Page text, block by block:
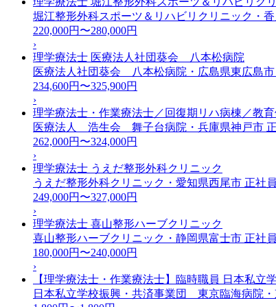
堀江整形外科スポーツ＆リハビリクリニック・
220,000円〜280,000円
›
理学療法士 医療法人社団葵会 八本松病院
医療法人社団葵会 八本松病院・広島県東広島市
234,600円〜325,900円
›
理学療法士・作業療法士／回復期リハ病棟／
医療法人 浩生会 舞子台病院・兵庫県神戸市
262,000円〜324,000円
›
理学療法士 うえだ整形外科クリニック
うえだ整形外科クリニック・愛知県西尾市 正社員
249,000円〜327,000円
›
理学療法士 喜山整形ハーブクリニック
喜山整形ハーブクリニック・静岡県富士市 正社員
180,000円〜240,000円
›
【理学療法士・作業療法士】臨時職員 日本私
日本私立学校振興・共済事業団 東京臨海病院